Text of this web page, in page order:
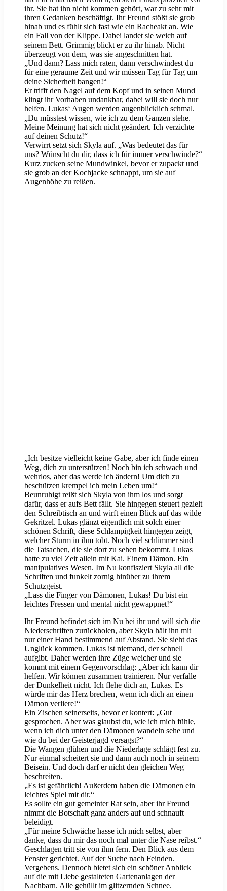
ihr. Sie hat ihn nicht kommen gehört, war zu sehr mit
ihren Gedanken beschäftigt. Ihr Freund stößt sie grob
hinab und es fühlt sich fast wie ein Racheakt an. Wie
ein Fall von der Klippe. Dabei landet sie weich auf
seinem Bett. Grimmig blickt er zu ihr hinab. Nicht
überzeugt von dem, was sie angeschnitten hat.
„Und dann? Lass mich raten, dann verschwindest du
für eine geraume Zeit und wir müssen Tag für Tag um
deine Sicherheit bangen!“
Er trifft den Nagel auf dem Kopf und in seinen Mund
klingt ihr Vorhaben undankbar, dabei will sie doch nur
helfen. Lukas‘ Augen werden augenblicklich schmal.
„Du müsstest wissen, wie ich zu dem Ganzen stehe.
Meine Meinung hat sich nicht geändert. Ich verzichte
auf deinen Schutz!“
Verwirrt setzt sich Skyla auf. „Was bedeutet das für
uns? Wünscht du dir, dass ich für immer verschwinde?“
Kurz zucken seine Mundwinkel, bevor er zupackt und
sie grob an der Kochjacke schnappt, um sie auf
Augenhöhe zu reißen.
„Ich besitze vielleicht keine Gabe, aber ich finde einen
Weg, dich zu unterstützen! Noch bin ich schwach und
wehrlos, aber das werde ich ändern! Um dich zu
beschützen krempel ich mein Leben um!“
Beunruhigt reißt sich Skyla von ihm los und sorgt
dafür, dass er aufs Bett fällt. Sie hingegen steuert gezielt
den Schreibtisch an und wirft einen Blick auf das wilde
Gekritzel. Lukas glänzt eigentlich mit solch einer
schönen Schrift, diese Schlampigkeit hingegen zeigt,
welcher Sturm in ihm tobt. Noch viel schlimmer sind
die Tatsachen, die sie dort zu sehen bekommt. Lukas
hatte zu viel Zeit allein mit Kai. Einem Dämon. Ein
manipulatives Wesen. Im Nu konfisziert Skyla all die
Schriften und funkelt zornig hinüber zu ihrem
Schutzgeist.
„Lass die Finger von Dämonen, Lukas! Du bist ein
leichtes Fressen und mental nicht gewappnet!“
Ihr Freund befindet sich im Nu bei ihr und will sich die
Niederschriften zurückholen, aber Skyla hält ihn mit
nur einer Hand bestimmend auf Abstand. Sie sieht das
Unglück kommen. Lukas ist niemand, der schnell
aufgibt. Daher werden ihre Züge weicher und sie
kommt mit einem Gegenvorschlag: „Aber ich kann dir
helfen. Wir können zusammen trainieren. Nur verfalle
der Dunkelheit nicht. Ich flehe dich an, Lukas. Es
würde mir das Herz brechen, wenn ich dich an einen
Dämon verliere!“
Ein Zischen seinerseits, bevor er kontert: „Gut
gesprochen. Aber was glaubst du, wie ich mich fühle,
wenn ich dich unter den Dämonen wandeln sehe und
wie du bei der Geisterjagd versagst?“
Die Wangen glühen und die Niederlage schlägt fest zu.
Nur einmal scheitert sie und dann auch noch in seinem
Beisein. Und doch darf er nicht den gleichen Weg
beschreiten.
„Es ist gefährlich! Außerdem haben die Dämonen ein
leichtes Spiel mit dir.“
Es sollte ein gut gemeinter Rat sein, aber ihr Freund
nimmt die Botschaft ganz anders auf und schnauft
beleidigt.
„Für meine Schwäche hasse ich mich selbst, aber
danke, dass du mir das noch mal unter die Nase reibst.“
Geschlagen tritt sie von ihm fern. Den Blick aus dem
Fenster gerichtet. Auf der Suche nach Feinden.
Vergebens. Dennoch bietet sich ein schöner Anblick
auf die mit Liebe gestalteten Gartenanlagen der
Nachbarn. Alle gehüllt im glitzernden Schnee.